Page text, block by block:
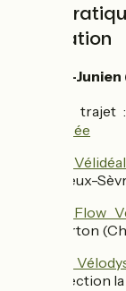
Côté
orientation
🏁 Saint-
Son trajet :
Vélodyssée
La
(Deux-
La Flow
Marton
La
direction